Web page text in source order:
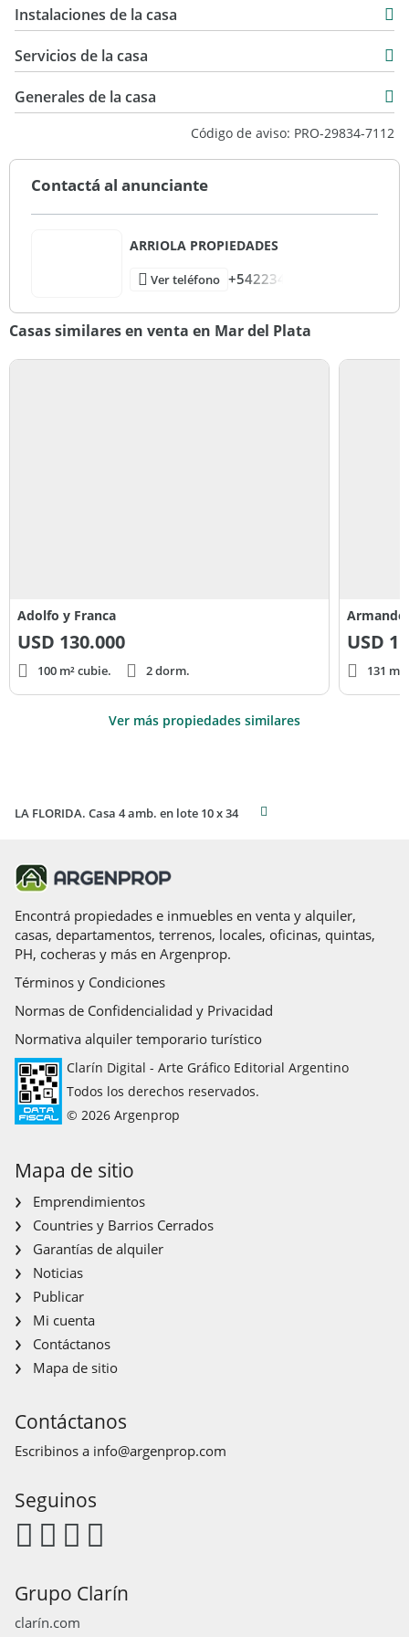
AHO6931418USD 138.500
357 m2
238 m2
Instalaciones de la casa
Servicios de la casa
Generales de la casa
Código de aviso: PRO-29834-7112
Contactá al anunciante
ARRIOLA PROPIEDADES
Ver teléfono +542234
Casas similares en venta en Mar del Plata
Adolfo y Franca
USD 130.000
100 m² cubie. 2 dorm.
Armando
USD
131
Ver más propiedades similares
LA FLORIDA. Casa 4 amb. en lote 10 x 34
Encontrá propiedades e inmuebles en venta y alquiler,
casas, departamentos, terrenos, locales, oficinas, quintas,
PH, cocheras y más en Argenprop.
Términos y Condiciones
Normas de Confidencialidad y Privacidad
Normativa alquiler temporario turístico
Clarín Digital - Arte Gráfico Editorial Argentino
Todos los derechos reservados.
© 2026 Argenprop
Mapa de sitio
Emprendimientos
Countries y Barrios Cerrados
Garantías de alquiler
Noticias
Publicar
Mi cuenta
Contáctanos
Mapa de sitio
Contáctanos
Escribinos a info@argenprop.com
Seguinos
Grupo Clarín
clarín.com